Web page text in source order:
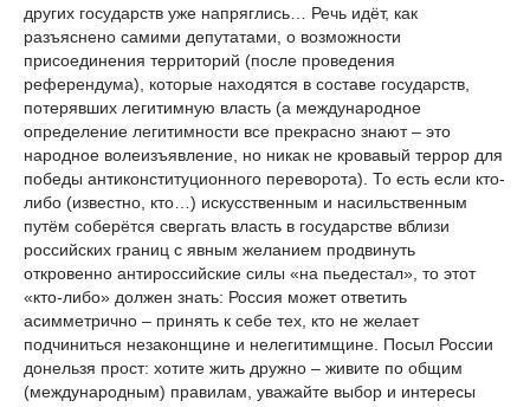
других государств уже напряглись… Речь идёт, как
разъяснено самими депутатами, о возможности
присоединения территорий (после проведения
референдума), которые находятся в составе государств,
потерявших легитимную власть (а международное
определение легитимности все прекрасно знают – это
народное волеизъявление, но никак не кровавый террор для
победы антиконституционного переворота). То есть если кто-
либо (известно, кто…) искусственным и насильственным
путём соберётся свергать власть в государстве вблизи
российских границ с явным желанием продвинуть
откровенно антироссийские силы «на пьедестал», то этот
«кто-либо» должен знать: Россия может ответить
асимметрично – принять к себе тех, кто не желает
подчиниться незаконщине и нелегитимщине. Посыл России
донельзя прост: хотите жить дружно – живите по общим
(международным) правилам, уважайте выбор и интересы